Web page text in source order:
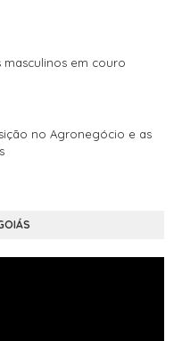
masculinos em couro
no Agronegócio e as